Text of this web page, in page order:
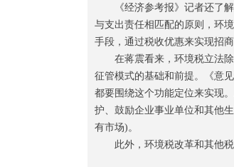
《经济参考报》记者还了解
与支出责任相匹配的原则，环
手段，通过税收优惠来实现招
在蒋震看来，环境税立法除
征管模式的基础和前提。《意
都要围绕这个功能定位来实现
护、鼓励企业事业单位和其他
有市场)。
此外，环境税改革和其他税